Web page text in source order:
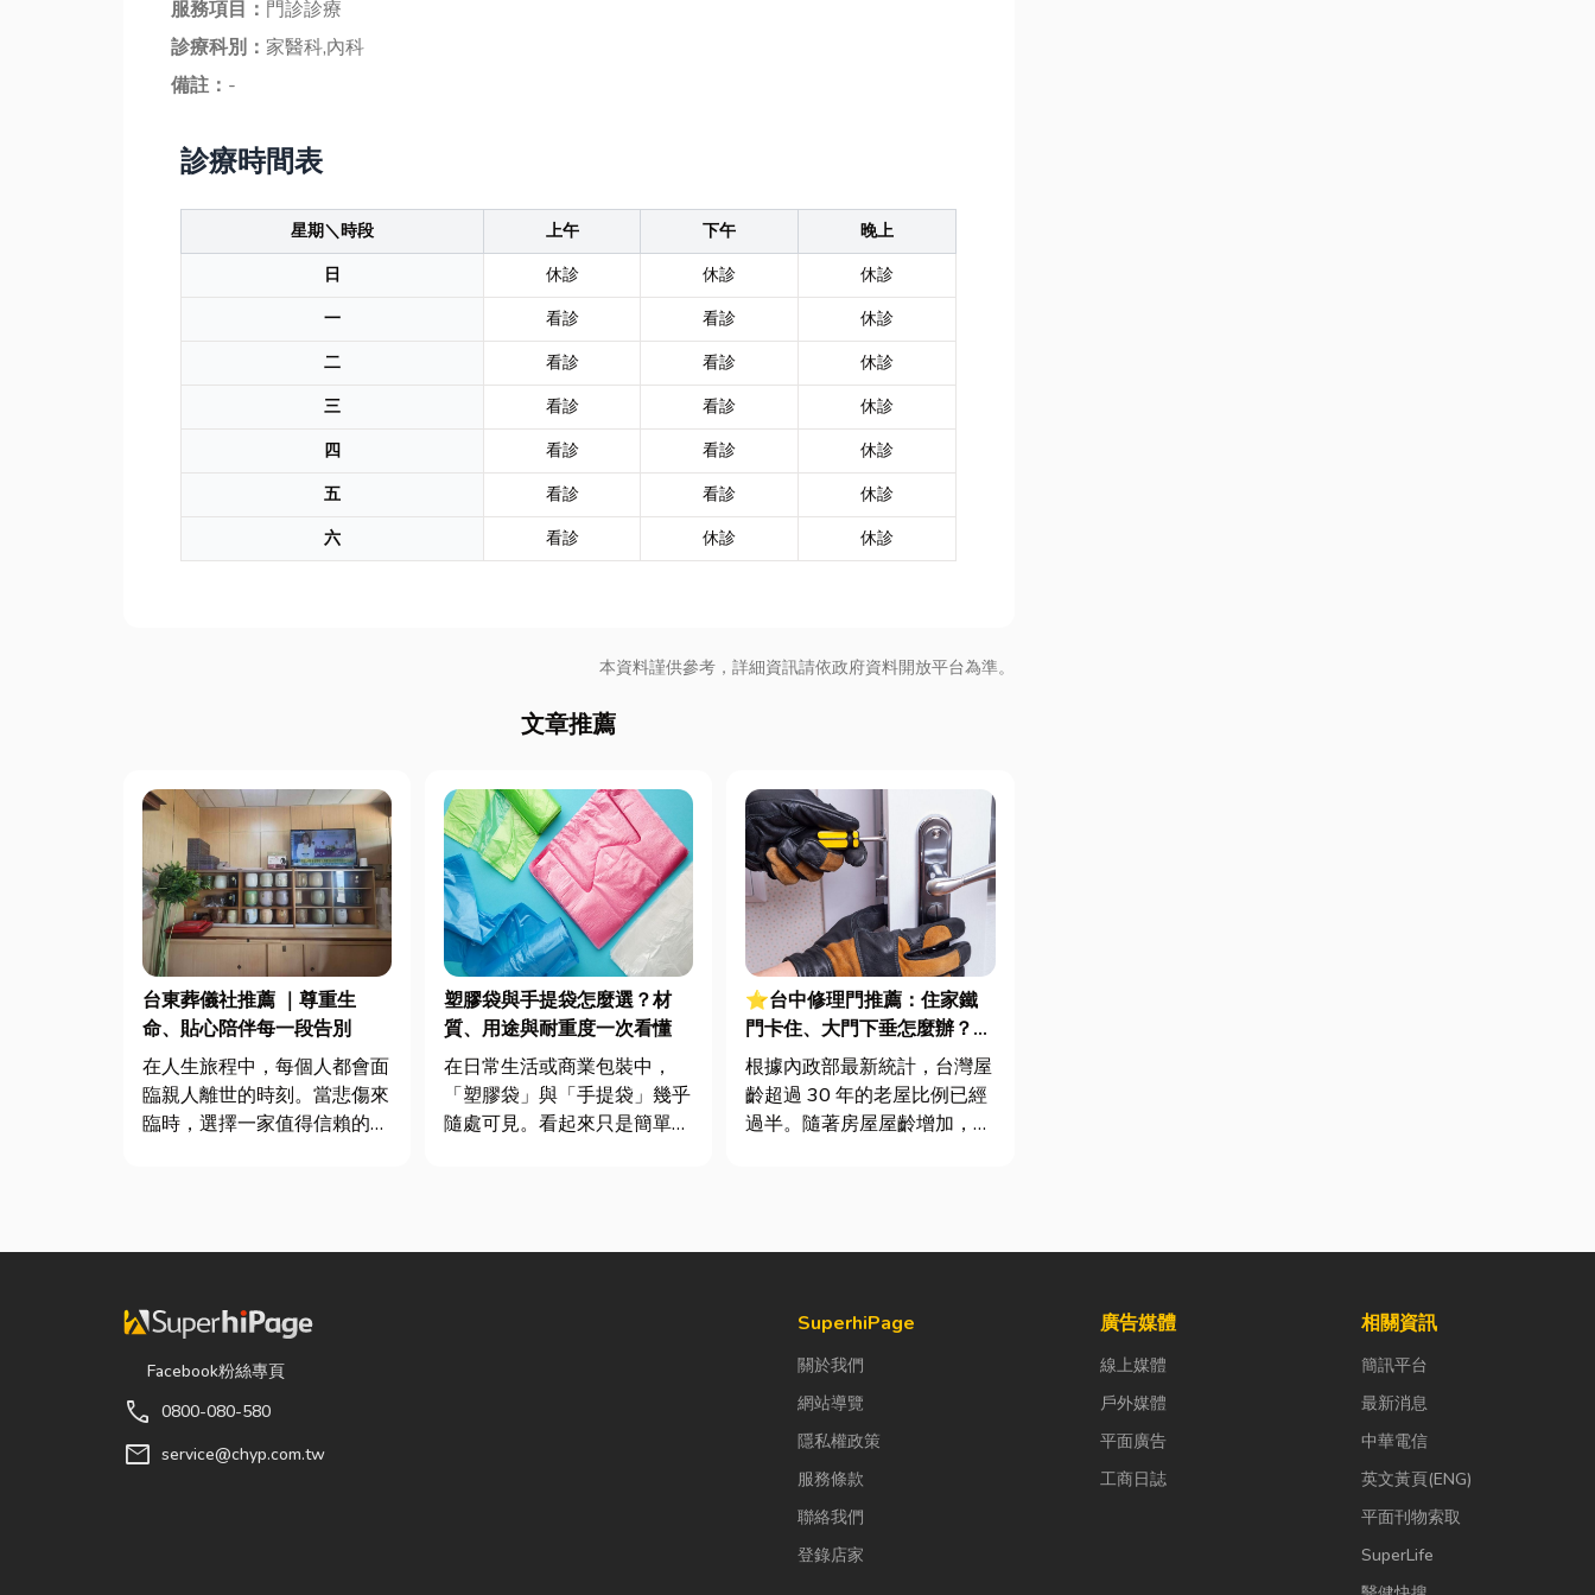
服務項目： 門診診療
診療科別： 家醫科,內科
備註： -
診療時間表
星期＼時段 上午 下午
晚上
日
休診 休診
休診
一
看診 看診
休診
二
看診 看診
休診
三
看診 看診
休診
四
看診 看診
休診
五
看診 看診
休診
六
看診 休診 休診
本資料謹供參考，詳細資訊請依政府資料開放平台為準。
文章推薦
台東葬儀社推薦 ｜尊重生
命、貼心陪伴每一段告別
在人生旅程中，每個人都會面
臨親人離世的時刻。當悲傷來
臨時，選擇一家值得信賴的台
讓家屬...
塑膠袋與手提袋怎麼選？材
質、用途與耐重度一次看懂
在日常生活或商業包裝中，
「塑膠袋」與「手提袋」幾乎
隨處可見。看起來只是簡單的
⭐台中修理門推薦：住家鐵
門卡住、大門下垂怎麼辦？維
修費用與不銹鋼工程一次看
根據內政部最新統計，台灣屋
齡超過 30 年的老屋比例已經
過半。隨著房屋屋齡增加，金
Facebook粉絲專頁
call 0800-080-580
mail service@chyp.com.tw
SuperhiPage
關於我們
網站導覽
隱私權政策
服務條款
聯絡我們
登錄店家
廣告媒體
線上媒體
戶外媒體
平面廣告
工商日誌
相關資訊
簡訊平台
最新消息
中華電信
英文黃頁(ENG)
平面刊物索取
SuperLife